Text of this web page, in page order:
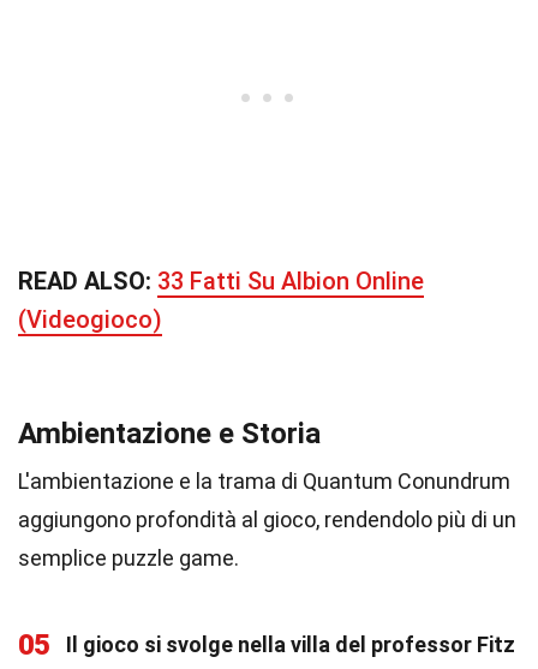
READ ALSO: 33 Fatti Su Albion Online
(Videogioco)
Ambientazione e Storia
L'ambientazione e la trama di Quantum Conundrum
aggiungono profondità al gioco, rendendolo più di un
semplice puzzle game.
05
Il gioco si svolge nella villa del professor Fitz